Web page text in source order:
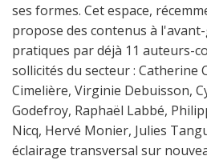
ses formes. Cet espace,
propose des contenus à
pratiques par déjà 11 auteurs-
sollicités du secteur : Catherine
Cimelière, Virginie Debuisson,
Godefroy, Raphaël Labbé,
Nicq, Hervé Monier, Julies
éclairage transversal sur